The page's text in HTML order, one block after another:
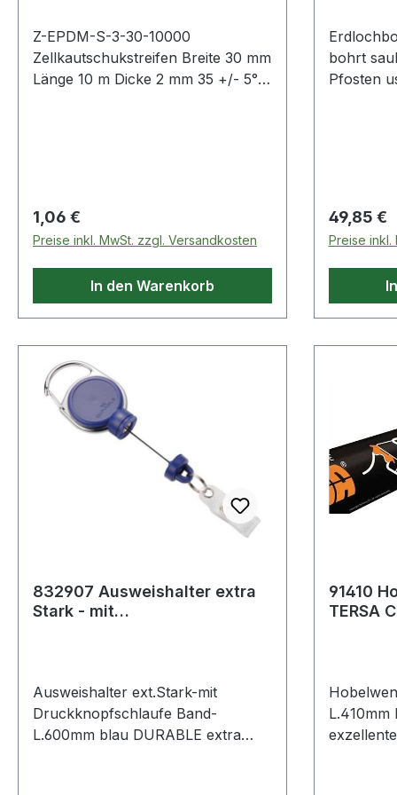
Z-EPDM-S-3-30-10000
Zellkautschukstreifen Breite 30 mm
Länge 10 m Dicke 2 mm 35 +/- 5°
Regulärer Preis:
1,06 €
Preise inkl. MwSt. zzgl. Versandkosten
In den Warenkorb
bohrt
Pfosten
Regulärer
49,85 €
Preise inkl.
832907 Ausweishalter extra
Stark - mit
Ausweishalter ext.Stark-mit
Druckknopfschlaufe Band-
L.600mm blau DURABLE extra
91410
TERSA
L.410mm